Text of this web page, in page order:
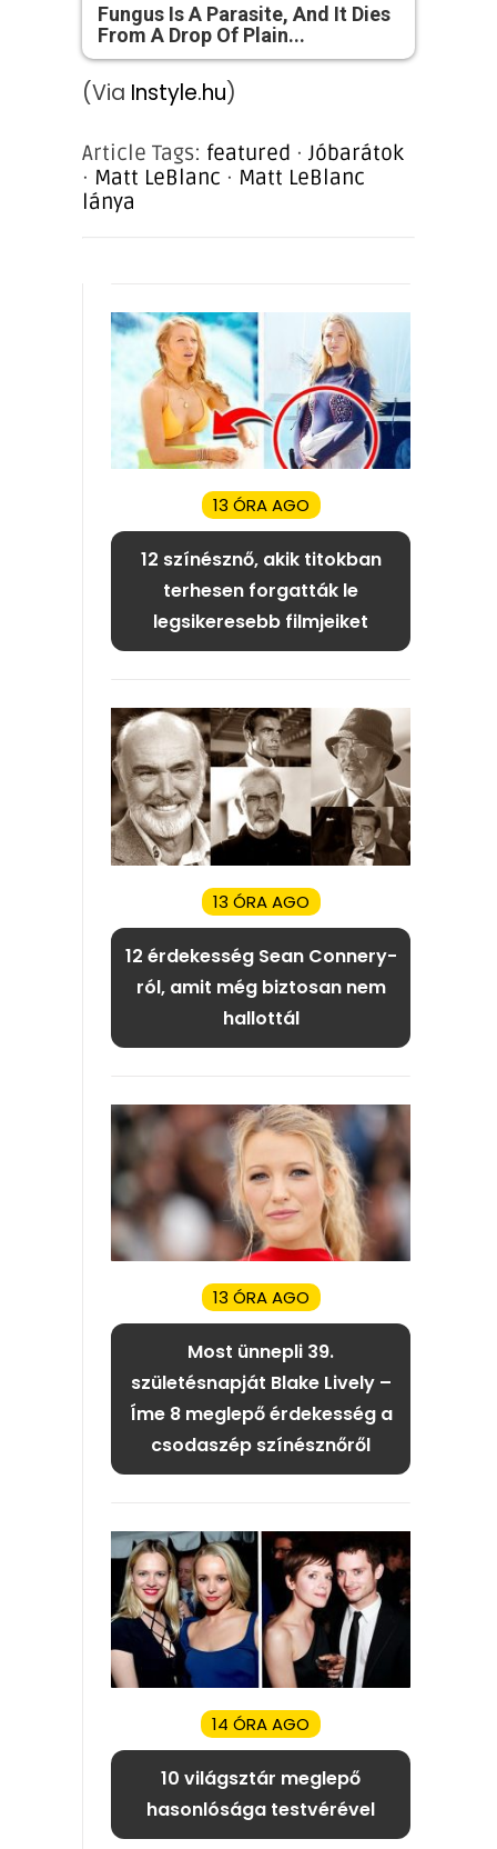
Fungus Is A Parasite, And It Dies
From A Drop Of Plain...
(Via Instyle.hu)
Article Tags: featured · Jóbarátok
· Matt LeBlanc · Matt LeBlanc
lánya
13 ÓRA AGO
12 színésznő, akik titokban
terhesen forgatták le
legsikeresebb filmjeiket
13 ÓRA AGO
12 érdekesség Sean Connery-
ról, amit még biztosan nem
hallottál
13 ÓRA AGO
Most ünnepli 39.
születésnapját Blake Lively –
Íme 8 meglepő érdekesség a
csodaszép színésznőről
14 ÓRA AGO
10 világsztár meglepő
hasonlósága testvérével